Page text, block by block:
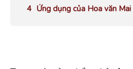
Ứng dụng của Hoa văn